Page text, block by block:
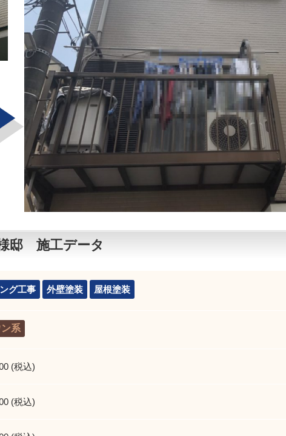
邸 施工データ
グ工事 外壁塗装 屋根塗装
系
(税込)
(税込)